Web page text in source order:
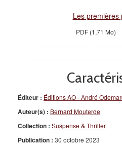
Les premières
PDF (1,71 Mo)
Éditeur : Éditions AO - André
Auteur(s) : Bernard Mouterde
Collection : Suspense & Thriller
Publication : 30 octobre 2023